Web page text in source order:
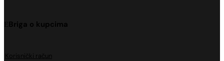
Briga o kupcima
Korisnički račun